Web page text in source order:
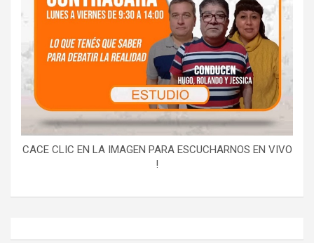
CACE CLIC EN LA IMAGEN PARA ESCUCHARNOS EN VIVO
!